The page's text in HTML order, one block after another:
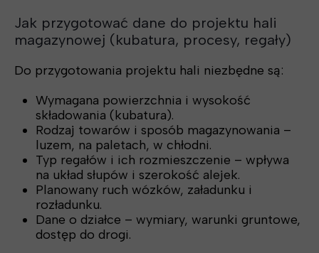
Jak przygotować dane do projektu hali
magazynowej (kubatura, procesy, regały)
Do przygotowania projektu hali niezbędne są:
Wymagana powierzchnia i wysokość
składowania (kubatura).
Rodzaj towarów i sposób magazynowania –
luzem, na paletach, w chłodni.
Typ regałów i ich rozmieszczenie – wpływa
na układ słupów i szerokość alejek.
Planowany ruch wózków, załadunku i
rozładunku.
Dane o działce – wymiary, warunki gruntowe,
dostęp do drogi.